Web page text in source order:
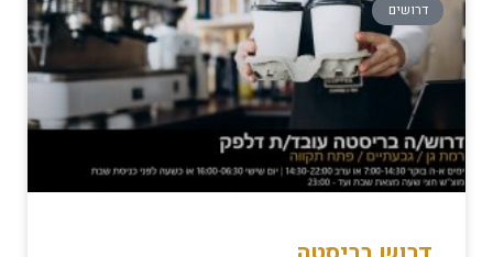
דרושים